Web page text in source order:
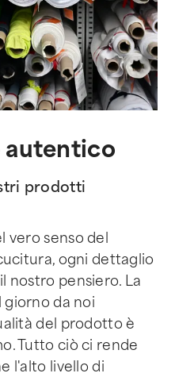
prodotti
vero senso del
ogni dettaglio
nostro pensiero. La
giorno da noi
del prodotto è
Tutto ciò ci rende
l'alto livello di